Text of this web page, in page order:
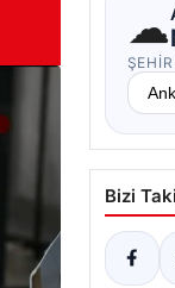
☁
Bizi